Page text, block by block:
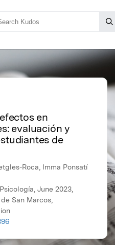
en
evaluación y
de
Roca, Imma Ponsatí
June 2023,
San Marcos,